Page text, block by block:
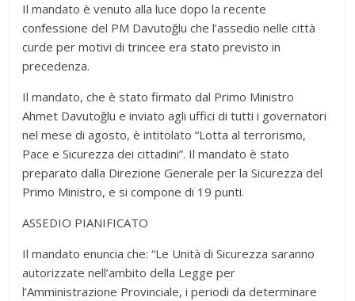
Il mandato è venuto alla luce dopo la recente
confessione del PM Davutoğlu che l’assedio nelle città
curde per motivi di trincee era stato previsto in
precedenza.
Il mandato, che è stato firmato dal Primo Ministro
Ahmet Davutoğlu e inviato agli uffici di tutti i governatori
nel mese di agosto, è intitolato “Lotta al terrorismo,
Pace e Sicurezza dei cittadini”. Il mandato è stato
preparato dalla Direzione Generale per la Sicurezza del
Primo Ministro, e si compone di 19 punti.
ASSEDIO PIANIFICATO
Il mandato enuncia che: “Le Unità di Sicurezza saranno
autorizzate nell’ambito della Legge per
l’Amministrazione Provinciale, i periodi da determinare